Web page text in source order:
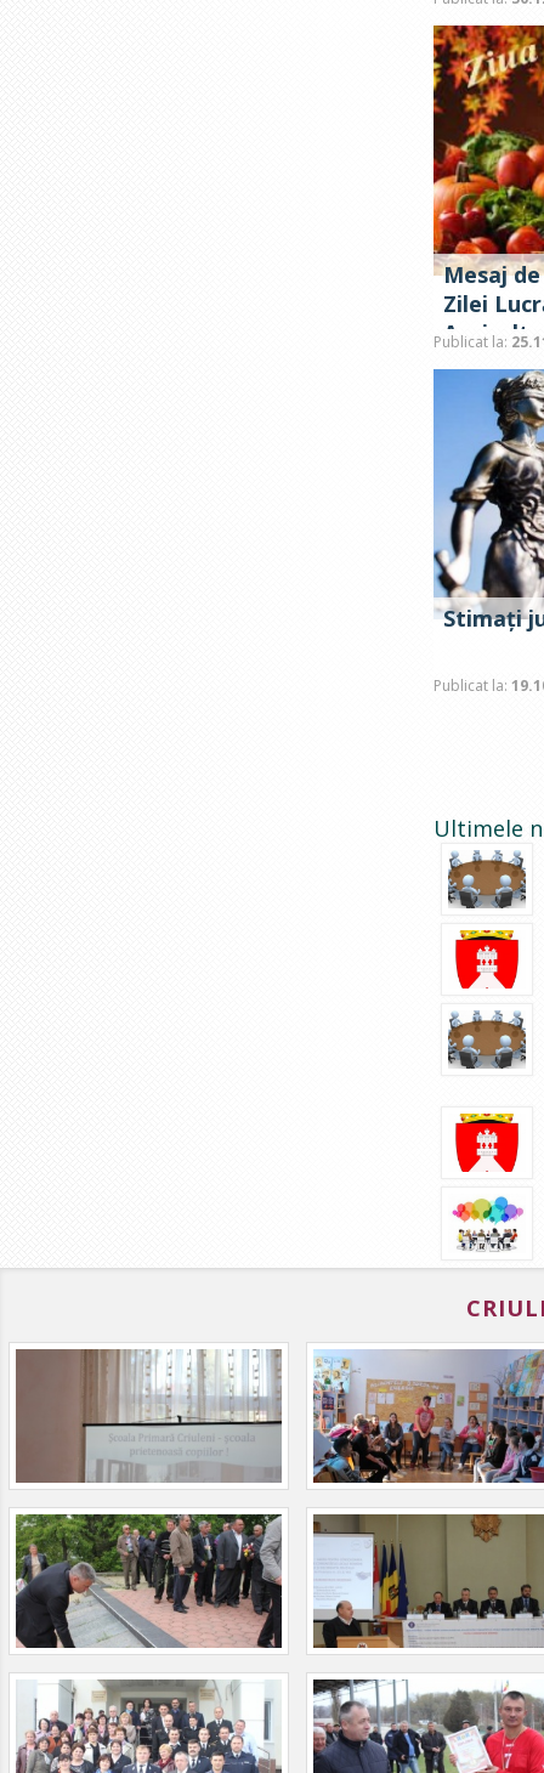
Mesaj
Zilei
Publicat la:
Stimați
Publicat la:
Ultimele